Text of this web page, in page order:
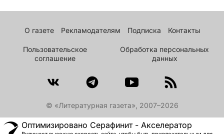
О газете Рекламодателям Подписка Контакты
Пользовательское
соглашение
Обработка персональных
данных
© «Литературная газета», 2007–2026
Оптимизировано Серафинит - Акселератор